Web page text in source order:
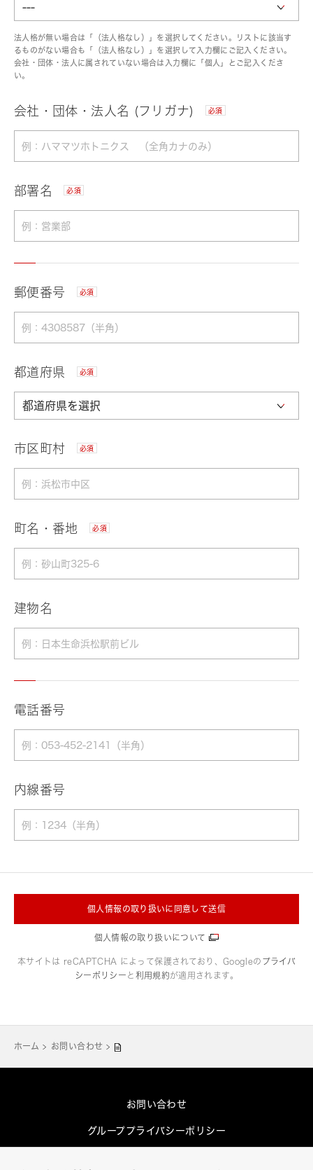
法人格が無い場合は「（法人格なし）」を選択してください。リストに該当す
るものがない場合も「（法人格なし）」を選択して入力欄にご記入ください。
会社・団体・法人に属されていない場合は入力欄に「個人」とご記入くださ
い。
会社・団体・法人名 (フリガナ) 必須
部署名 必須
郵便番号 必須
都道府県 必須
市区町村 必須
町名・番地 必須
建物名
電話番号
内線番号
個人情報の取り扱いに同意して送信
個人情報の取り扱いについて
本サイトは reCAPTCHA によって保護されており、Googleの プライバ
シーポリシー と 利用規約が適用されます。
ホーム お問い合わせ
お問い合わせ
グループプライバシーポリシー